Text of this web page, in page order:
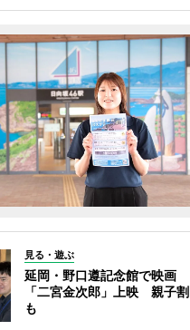
見る・遊ぶ
延岡・野口遵記念館で映画
「二宮金次郎」上映 親子割
も